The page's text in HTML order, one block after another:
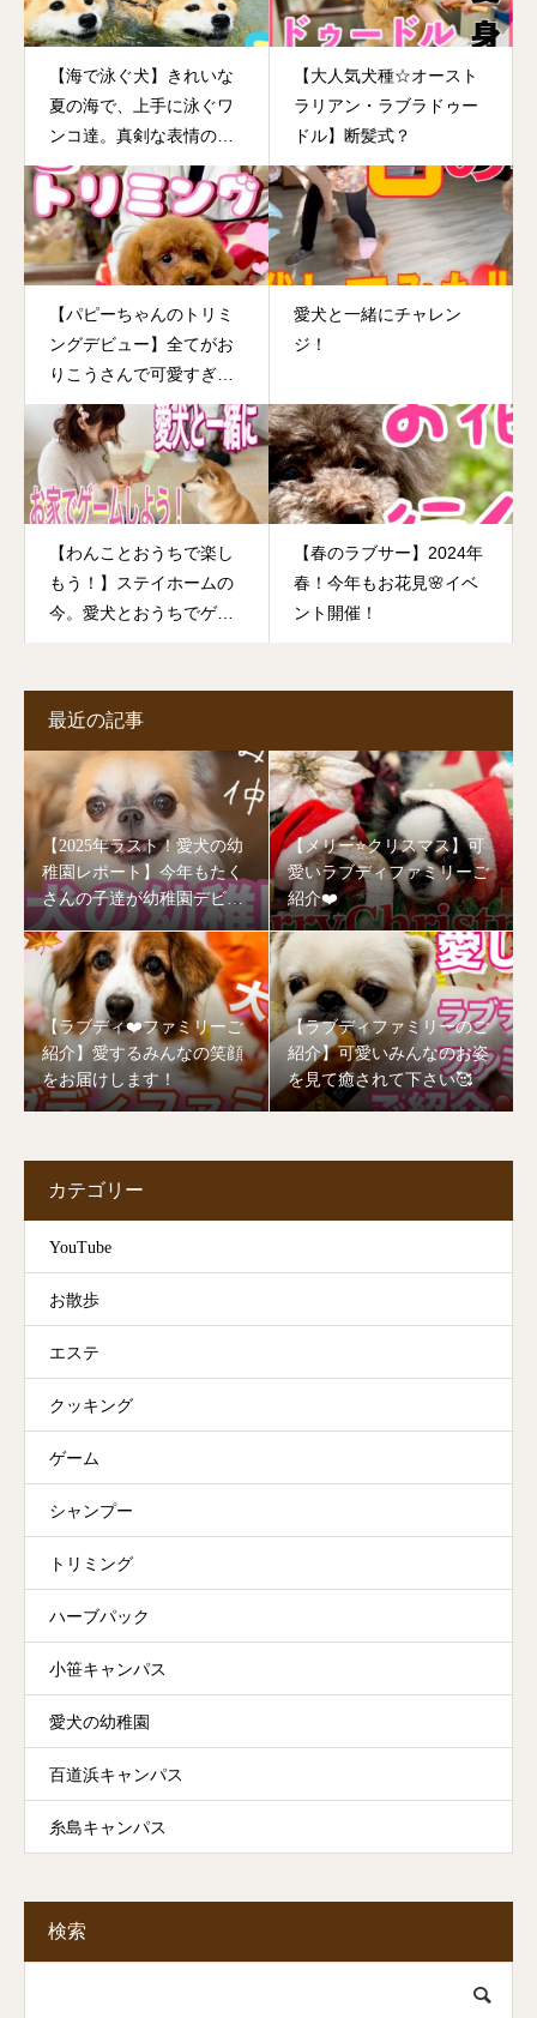
【海で泳ぐ犬】きれいな
夏の海で、上手に泳ぐワ
ンコ達。真剣な表情のワ
ンちゃんがとっても可愛
いです！スゴ技を披露し
てくれる子も！？
【大人気犬種☆オースト
ラリアン・ラブラドゥー
ドル】断髪式？
【パピーちゃんのトリミ
ングデビュー】全てがお
りこうさんで可愛すぎる
♡
愛犬と一緒にチャレン
ジ！
【わんことおうちで楽し
もう！】ステイホームの
今。愛犬とおうちでゲー
【春のラブサー】2024年
春！今年もお花見🌸イベ
ント開催！
最近の記事
【2025年ラスト！愛犬の幼
稚園レポート】今年もたく
さんの子達が幼稚園デビュ
ーしました🥰
【メリー⭐️クリスマス】可
愛いラブディファミリーご
紹介❤️
【ラブディ❤️ファミリーご
紹介】愛するみんなの笑顔
をお届けします！
【ラブディファミリーのご
紹介】可愛いみんなのお姿
を見て癒されて下さい🥰
カテゴリー
YouTube
お散歩
エステ
クッキング
ゲーム
シャンプー
トリミング
ハーブパック
小笹キャンパス
愛犬の幼稚園
百道浜キャンパス
糸島キャンパス
検索